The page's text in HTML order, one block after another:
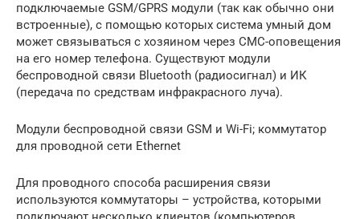
подключаемые GSM/GPRS модули (так как обычно они
встроенные), с помощью которых система умный дом
может связываться с хозяином через СМС-оповещения
на его номер телефона. Существуют модули
беспроводной связи Bluetooth (радиосигнал) и ИК
(передача по средствам инфракрасного луча).
Модули беспроводной связи GSM и Wi-Fi; коммутатор
для проводной сети Ethernet
Для проводного способа расширения связи
используются коммутаторы – устройства, которыми